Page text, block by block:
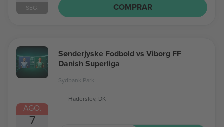
SEG.
COMPRAR
AGO.
7
Sønderjyske Fodbold vs Viborg FF
Danish Superliga
Sydbank Park
Haderslev, DK